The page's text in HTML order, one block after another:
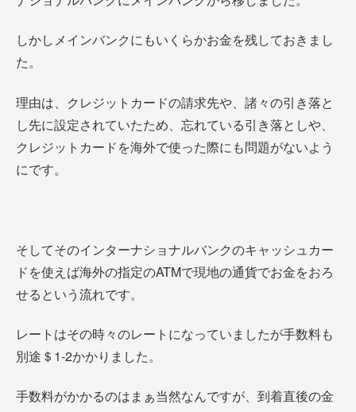
しかしメインバンクにもいくらかお金を残しておきまし
た。
理由は、クレジットカードの請求先や、諸々の引き落と
し先に設定されていたため、忘れている引き落としや、
クレジットカードを海外で使った際にも問題がないよう
にです。
そしてそのインターナショナルバンクのキャッシュカー
ドを使えば海外の指定のATMで現地の通貨でお金をおろ
せるという流れです。
レートはその時々のレートになっていましたが手数料も
別途＄1-2かかりました。
手数料がかかるのはまぁ当然なんですが、到着直後の金